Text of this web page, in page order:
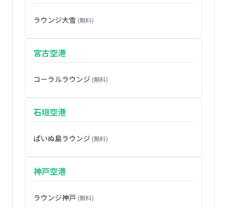
ラウンジ大雪 (無料)
宮古空港
コーラルラウンジ (無料)
石垣空港
ぱいぬ島ラウンジ (無料)
神戸空港
ラウンジ神戸 (無料)